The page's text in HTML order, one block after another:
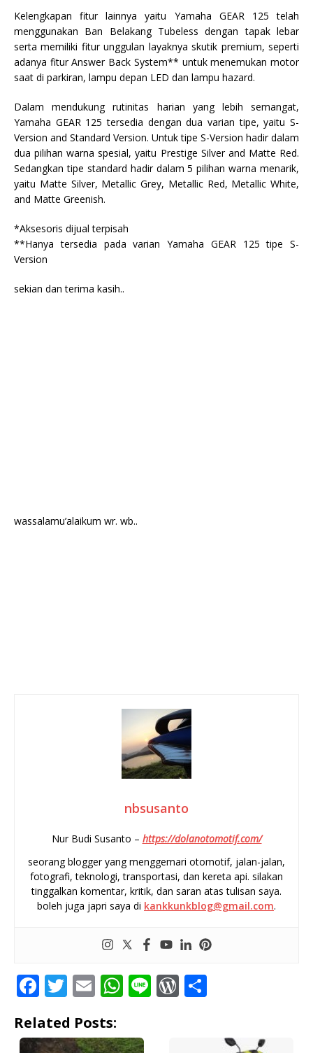
Kelengkapan fitur lainnya yaitu Yamaha GEAR 125 telah
menggunakan Ban Belakang Tubeless dengan tapak lebar
serta memiliki fitur unggulan layaknya skutik premium, seperti
adanya fitur Answer Back System** untuk menemukan motor
saat di parkiran, lampu depan LED dan lampu hazard.
Dalam mendukung rutinitas harian yang lebih semangat,
Yamaha GEAR 125 tersedia dengan dua varian tipe, yaitu S-
Version and Standard Version. Untuk tipe S-Version hadir dalam
dua pilihan warna spesial, yaitu Prestige Silver and Matte Red.
Sedangkan tipe standard hadir dalam 5 pilihan warna menarik,
yaitu Matte Silver, Metallic Grey, Metallic Red, Metallic White,
and Matte Greenish.
*Aksesoris dijual terpisah
**Hanya tersedia pada varian Yamaha GEAR 125 tipe S-
Version
sekian dan terima kasih..
wassalamu’alaikum wr. wb..
nbsusanto
Nur Budi Susanto – https://dolanotomotif.com/
seorang blogger yang menggemari otomotif, jalan-jalan,
fotografi, teknologi, transportasi, dan kereta api. silakan
tinggalkan komentar, kritik, dan saran atas tulisan saya.
boleh juga japri saya di kankkunkblog@gmail.com.
F
a
c
T
w
it
E
m
ai
W
h
at
Li
n
W
o
ar
Related Posts: